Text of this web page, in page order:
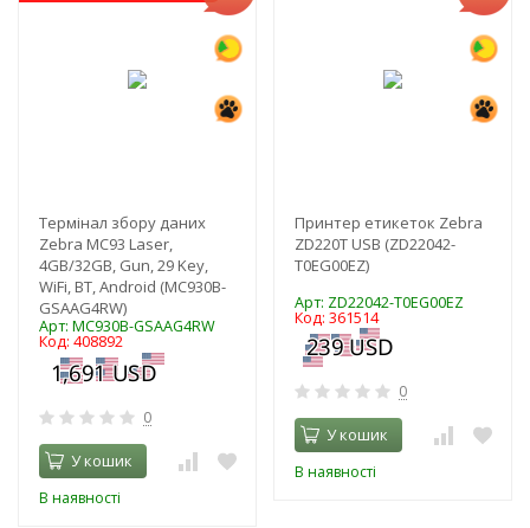
Термінал збору даних
Zebra МС93 Laser,
4GB/32GB, Gun, 29 Key,
WiFi, BT, Android (MC930B-
GSAAG4RW)
Арт: MC930B-GSAAG4RW
Код: 408892
0
У кошик
В наявності
Принтер етикеток Zebra
ZD220T USB (ZD22042-
T0EG00EZ)
Арт: ZD22042-T0EG00EZ
Код: 361514
0
У кошик
В наявності